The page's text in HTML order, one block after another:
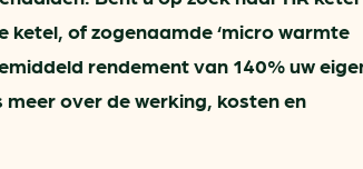
ketel, of zogenaamde ‘micro warmte
rendement van 140% uw
over de werking, kosten en